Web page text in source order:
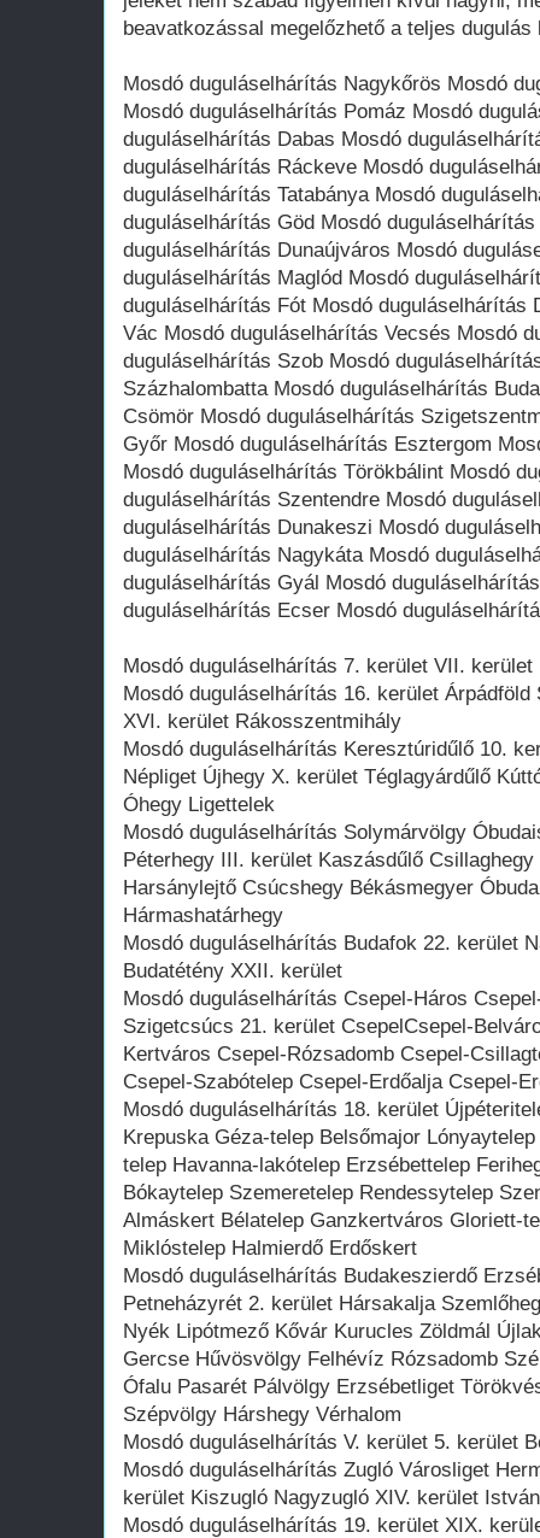
beavatkozással megelőzhető a teljes dugulás
Mosdó duguláselhárítás Nagykőrös Mosdó
Mosdó duguláselhárítás Pomáz Mosdó
duguláselhárítás Dabas Mosdó
duguláselhárítás Ráckeve Mosdó
duguláselhárítás Tatabánya Mosdó
duguláselhárítás Göd Mosdó
duguláselhárítás Dunaújváros Mosdó
duguláselhárítás Maglód Mosdó
duguláselhárítás Fót Mosdó duguláselhárítás
Vác Mosdó duguláselhárítás Vecsés Mosdó
duguláselhárítás Szob Mosdó
Százhalombatta Mosdó duguláselhárítás
Csömör Mosdó duguláselhárítás
Győr Mosdó duguláselhárítás Esztergom
Mosdó duguláselhárítás Törökbálint Mosdó
duguláselhárítás Szentendre Mosdó
duguláselhárítás Dunakeszi Mosdó
duguláselhárítás Nagykáta Mosdó
duguláselhárítás Gyál Mosdó
duguláselhárítás Ecser Mosdó
Mosdó duguláselhárítás 7. kerület VII.
Mosdó duguláselhárítás 16. kerület
XVI. kerület Rákosszentmihály
Mosdó duguláselhárítás Keresztúridűlő 10.
Népliget Újhegy X. kerület Téglagyárdűlő
Óhegy Ligettelek
Mosdó duguláselhárítás Solymárvölgy
Péterhegy III. kerület Kaszásdűlő
Harsánylejtő Csúcshegy Békásmegyer
Hármashatárhegy
Mosdó duguláselhárítás Budafok 22. kerület
Budatétény XXII. kerület
Mosdó duguláselhárítás Csepel-Háros
Szigetcsúcs 21. kerület CsepelCsepel-
Kertváros Csepel-Rózsadomb Csepel-
Csepel-Szabótelep Csepel-Erdőalja Csepel-
Mosdó duguláselhárítás 18. kerület
Krepuska Géza-telep Belsőmajor
telep Havanna-lakótelep Erzsébettelep
Bókaytelep Szemeretelep Rendessytelep
Almáskert Bélatelep Ganzkertváros Gloriett-
Miklóstelep Halmierdő Erdőskert
Mosdó duguláselhárítás Budakeszierdő
Petneházyrét 2. kerület Hársakalja
Nyék Lipótmező Kővár Kurucles Zöldmál
Gercse Hűvösvölgy Felhévíz Rózsadomb
Ófalu Pasarét Pálvölgy Erzsébetliget
Szépvölgy Hárshegy Vérhalom
Mosdó duguláselhárítás V. kerület 5. kerület
Mosdó duguláselhárítás Zugló Városliget
kerület Kiszugló Nagyzugló XIV. kerület
Mosdó duguláselhárítás 19. kerület XIX.